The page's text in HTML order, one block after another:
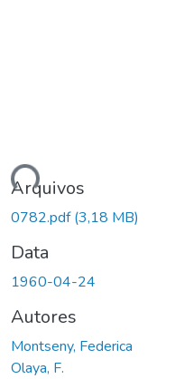
Arquivos
0782.pdf(3,18 MB)
Data
1960-04-24
Autores
Montseny, Federica
Olaya, F.